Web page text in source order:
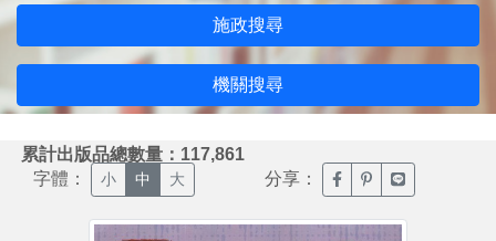
施政搜尋
機關搜尋
累計出版品總數量：117,861
字體： 小 中 大 分享： 臉書分享(另開新視窗)
噗浪分享(另開新
Line分享(另